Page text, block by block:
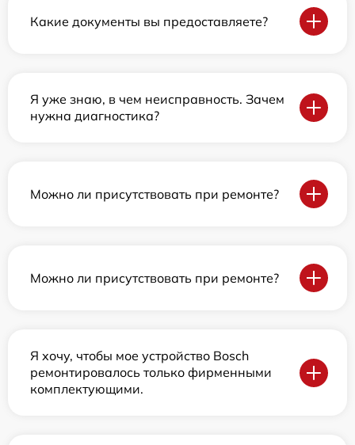
Какие документы вы предоставляете?
Я уже знаю, в чем неисправность. Зачем
нужна диагностика?
Можно ли присутствовать при ремонте?
Можно ли присутствовать при ремонте?
Я хочу, чтобы мое устройство Bosch
ремонтировалось только фирменными
комплектующими.